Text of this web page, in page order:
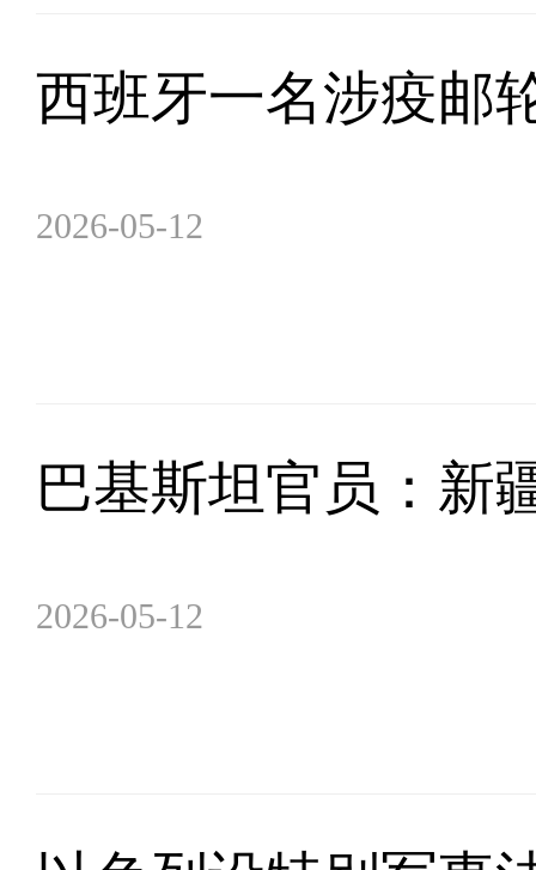
西班牙一名涉疫邮
2026-05-12
巴基斯坦官员：新
2026-05-12